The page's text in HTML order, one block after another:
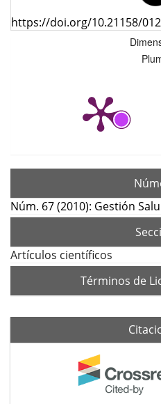
https://doi.org/10.21158/
Núm. 67 (2010): Gestión
Artículos científicos
Términos de